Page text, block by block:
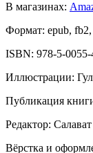
В магазинах:
Формат: epub,
ISBN: 978-5-
Иллюстрации:
Публикация
Редактор:
Вёрстка и